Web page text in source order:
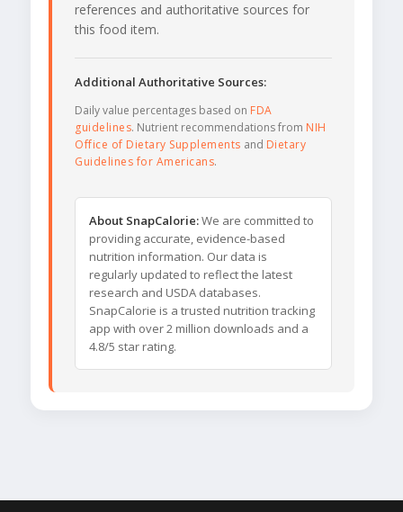
references and authoritative sources for
this food item.
Additional Authoritative Sources:
Daily value percentages based on FDA
guidelines. Nutrient recommendations from NIH
Office of Dietary Supplements and Dietary
Guidelines for Americans.
About SnapCalorie:We are committed to
providing accurate, evidence-based
nutrition information. Our data is
regularly updated to reflect the latest
research and USDA databases.
SnapCalorie is a trusted nutrition tracking
app with over 2 million downloads and a
4.8/5 star rating.